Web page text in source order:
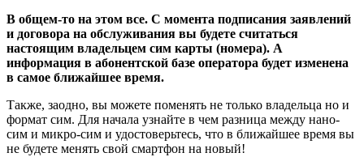
В общем-то на этом все. С момента подписания заявлений
и договора на обслуживания вы будете считаться
настоящим владельцем сим карты (номера). А
информация в абонентской базе оператора будет изменена
в самое ближайшее время.
Также, заодно, вы можете поменять не только владельца но и
формат сим. Для начала узнайте в чем разница между нано-
сим и микро-сим и удостоверьтесь, что в ближайшее время вы
не будете менять свой смартфон на новый!